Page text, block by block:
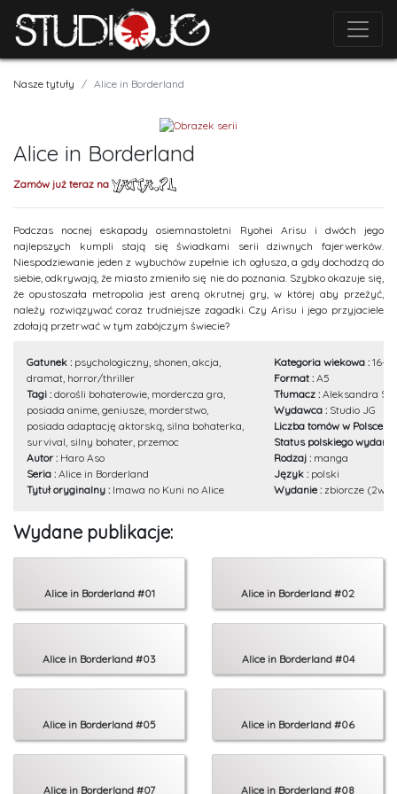
Nasze tytuły Alice in Borderland
Alice in Borderland
Zamów już teraz na
Podczas nocnej eskapady osiemnastoletni Ryohei Arisu i dwóch jego
najlepszych kumpli stają się świadkami serii dziwnych fajerwerków.
Niespodziewanie jeden z wybuchów zupełnie ich ogłusza, a gdy dochodzą do
siebie, odkrywają, że miasto zmieniło się nie do poznania. Szybko okazuje się,
że opustoszała metropolia jest areną okrutnej gry, w której aby przeżyć,
należy rozwiązywać coraz trudniejsze zagadki. Czy Arisu i jego przyjaciele
zdołają przetrwać w tym zabójczym świecie?
Gatunek : psychologiczny, shonen, akcja,
dramat, horror/thriller
Tagi : dorośli bohaterowie, mordercza gra,
posiada anime, geniusze, morderstwo,
posiada adaptację aktorską, silna bohaterka,
survival, silny bohater, przemoc
Autor : Haro Aso
Seria : Alice in Borderland
Tytuł oryginalny : Imawa no Kuni no Alice
Kategoria wiekowa : 16+
Format : A5
Tłumacz : Aleksandra
Wydawca : Studio JG
Liczba tomów w Polsce :
Status polskiego
Rodzaj : manga
Język : polski
Wydanie : zbiorcze (2w1)
Wydane publikacje:
Alice in Borderland #01 Alice in Borderland #02
Alice in Borderland #03 Alice in Borderland #04
Alice in Borderland #05 Alice in Borderland #06
Alice in Borderland #07 Alice in Borderland #08